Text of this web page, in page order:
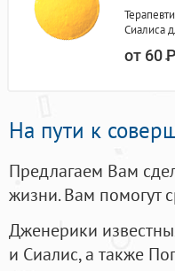
Сиалиса
от 60Р
На пути к
Предлагаем Вам
жизни. Вам помогут
Дженерики
и Сиалис, а также